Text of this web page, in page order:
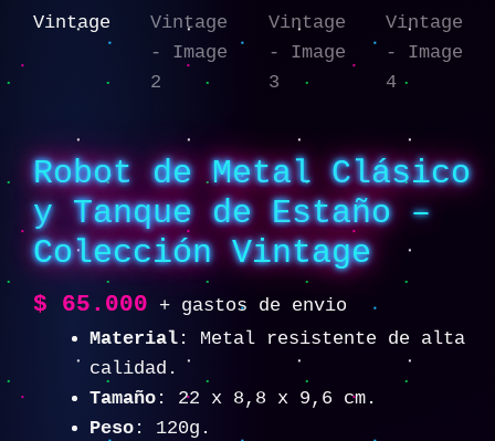
Robot de Metal Clásico
y Tanque de Estaño –
Colección Vintage
$ 65.000
+ gastos de envio
Material : Metal resistente de alta
calidad.
Tamaño : 22 x 8,8 x 9,6 cm.
Peso : 120g.